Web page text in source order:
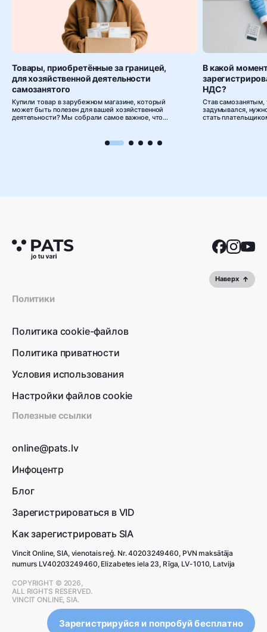
Зарегистрируйся и попробуй бесплатно
Товары, приобретённые за границей,
для хозяйственной деятельности
самозанятого
Купили товар в зарубежном магазине, который
может быть полезен для вашей хозяйственной
деятельности? Мы собрали самое важное, что
можно было отнести к расходам хозяйственной
В какой
НДС?
Став самозанятым,
задумывался,
стать
Наверх
Vincit Online, SIA, vienotais reģ. Nr. 40203249460, PVN maksātāja
numurs LV40203249460, Elizabetes iela 23, Rīga, LV-1010, Latvija
COPYRIGHT © 2026,
ALL RIGHTS RESERVED.
VINCIT ONLINE, SIA.
Политики
Политика cookie-файлов
Политика приватности
Условия использования
Настройки файлов cookie
Полезные ссылки
online@pats.lv
Инфоцентр
Блог
Зарегистрироваться в VID
Как зарегистрировать SIA